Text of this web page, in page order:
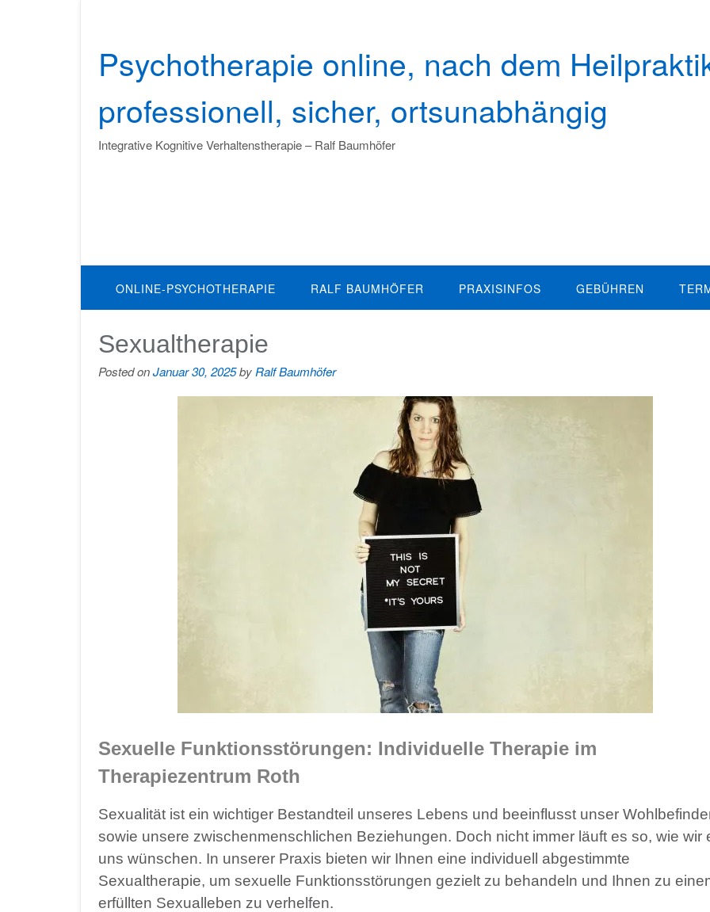
Psychotherapie online, nach dem
professionell, sicher, ortsunabhängig
Integrative Kognitive Verhaltenstherapie – Ralf Baumhöfer
ONLINE-PSYCHOTHERAPIE RALF BAUMHÖFER PRAXISINFOS GEBÜHREN
Sexualtherapie
Posted onJanuar 30, 2025by Ralf Baumhöfer
Sexuelle Funktionsstörungen: Individuelle Therapie im
Therapiezentrum Roth
Sexualität ist ein wichtiger Bestandteil unseres Lebens und beeinflusst unser
sowie unsere zwischenmenschlichen Beziehungen. Doch nicht immer läuft es so, wie wir
uns wünschen. In unserer Praxis bieten wir Ihnen eine individuell abgestimmte
Sexualtherapie, um sexuelle Funktionsstörungen gezielt zu behandeln und Ihnen zu
erfüllten Sexualleben zu verhelfen.